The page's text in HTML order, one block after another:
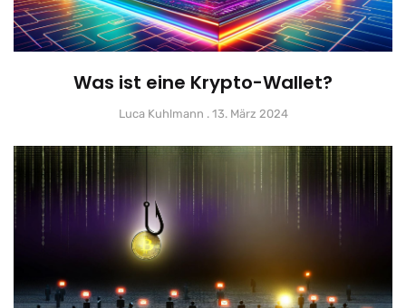
Was ist eine Krypto-Wallet?
Luca Kuhlmann 13. März 2024